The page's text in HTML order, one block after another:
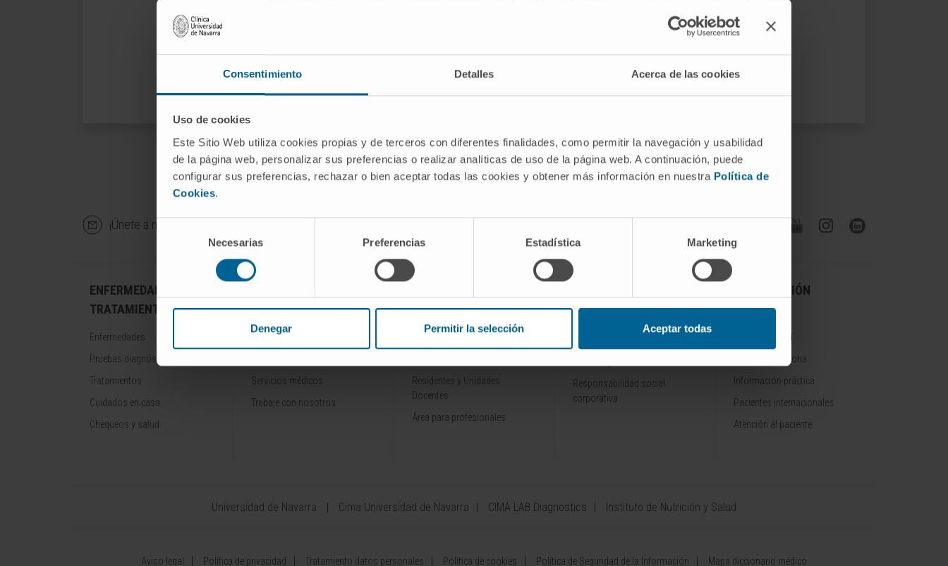
Consentimiento Detalles Acerca de las cookies
Uso de cookies
Este Sitio Web utiliza cookies propias y de terceros con diferentes finalidades, como permitir la navegación y usabilidad
de la página web, personalizar sus preferencias o realizar analíticas de uso de la página web. A continuación, puede
configurar sus preferencias, rechazar o bien aceptar todas las cookies y obtener más información en nuestra Política de
Cookies.
Selección
consentimiento
Necesarias Preferencias Estadística Marketing
Denegar Permitir la selección Aceptar todas
Le sugerimos utilizar el buscador o las opciones del menú.
¡Únete a nuestra comunidad!
ENFERMEDADES Y
TRATAMIENTOS
Enfermedades
Pruebas diagnósticas
Tratamientos
Cuidados en casa
Chequeos y salud
PROFESIONALES
Cancer Center
Servicios médicos
Trabaje con nosotros
DOCENCIA
Residentes y Unidades
Docentes
Área para profesionales
Responsabilidad social
corporativa
INFORMACIÓN
PRÁCTICA
Sede de Pamplona
Información práctica
Pacientes internacionales
Atención al paciente
Universidad de Navarra Cima Universidad de Navarra CIMA LAB Diagnostics Instituto de Nutrición y Salud
Aviso legal Política de privacidad Tratamiento datos personales Política de cookies Política de Seguridad de la Información Mapa diccionario médico